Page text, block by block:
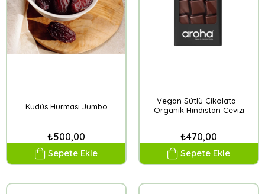
Kudüs Hurması Jumbo
₺500,00
Sepete Ekle
Vegan Sütlü Çikolata -
Organik Hindistan Cevizi
₺470,00
Sepete Ekle